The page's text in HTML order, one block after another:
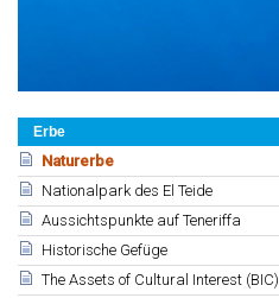
Erbe
Naturerbe
Nationalpark des El Teide
Aussichtspunkte auf Teneriffa
Historische Gefüge
The Assets of Cultural Interest (BIC)